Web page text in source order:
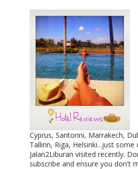
Cyprus, Santorini, Marrakech,
Tallinn, Riga, Helsinki...just
Jalan2Liburan visited recently.
subscribe and ensure you don't